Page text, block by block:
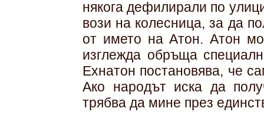
някога дефилирали по
вози на колесница, за да
от името на Атон. Атон
изглежда обръща
Ехнатон постановява, че
Ако народът иска да
трябва да мине през